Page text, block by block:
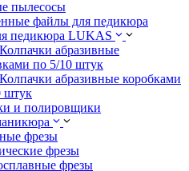
пылесосы
файлы для педикюра
педикюра LUKAS
абразивные
по 5/10 штук
абразивные коробками
штук
и полировщики
фрезы
фрезы
фрезы